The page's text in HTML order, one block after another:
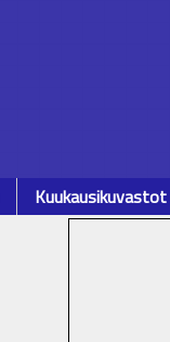
Kuukausikuvastot